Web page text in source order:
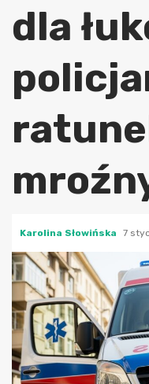
dla
Karolina Słowińska 7